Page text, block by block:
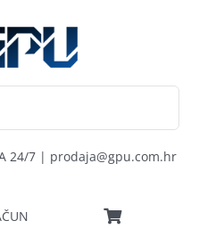
24/7 | prodaja@gpu.com.hr